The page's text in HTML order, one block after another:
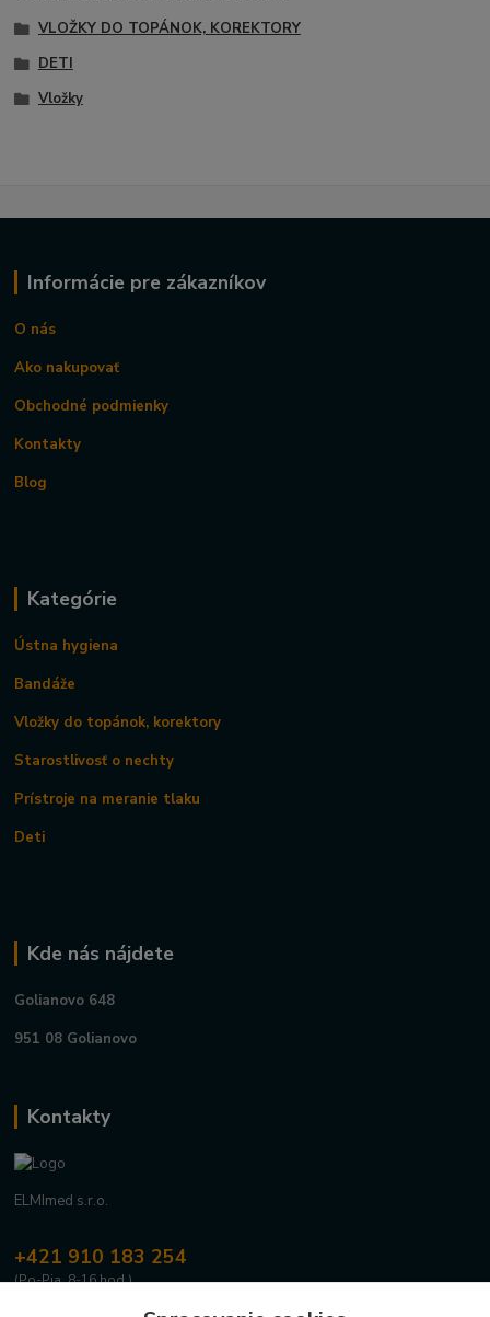
VLOŽKY DO TOPÁNOK, KOREKTORY
DETI
Vložky
Informácie pre zákazníkov
O nás
Ako nakupovať
Obchodné podmienky
Kontakty
Blog
Kategórie
Ústna hygiena
Bandáže
Vložky do topánok, korektory
Starostlivosť o nechty
Prístroje na meranie tlaku
Deti
Kde nás nájdete
Golianovo 648
951 08 Golianovo
Kontakty
ELMImed s.r.o.
+421 910 183 254
(Po-Pia, 8-16 hod.)